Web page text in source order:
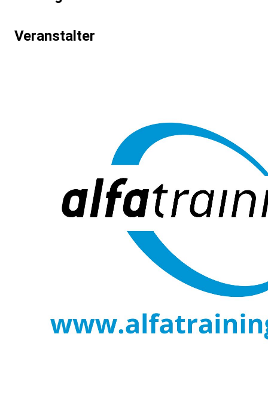
und anderen Leistungskennzahlen für SEA-
Veranstalter